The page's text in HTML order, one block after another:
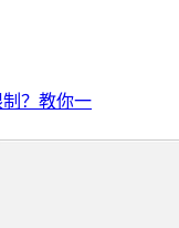
制？教你一